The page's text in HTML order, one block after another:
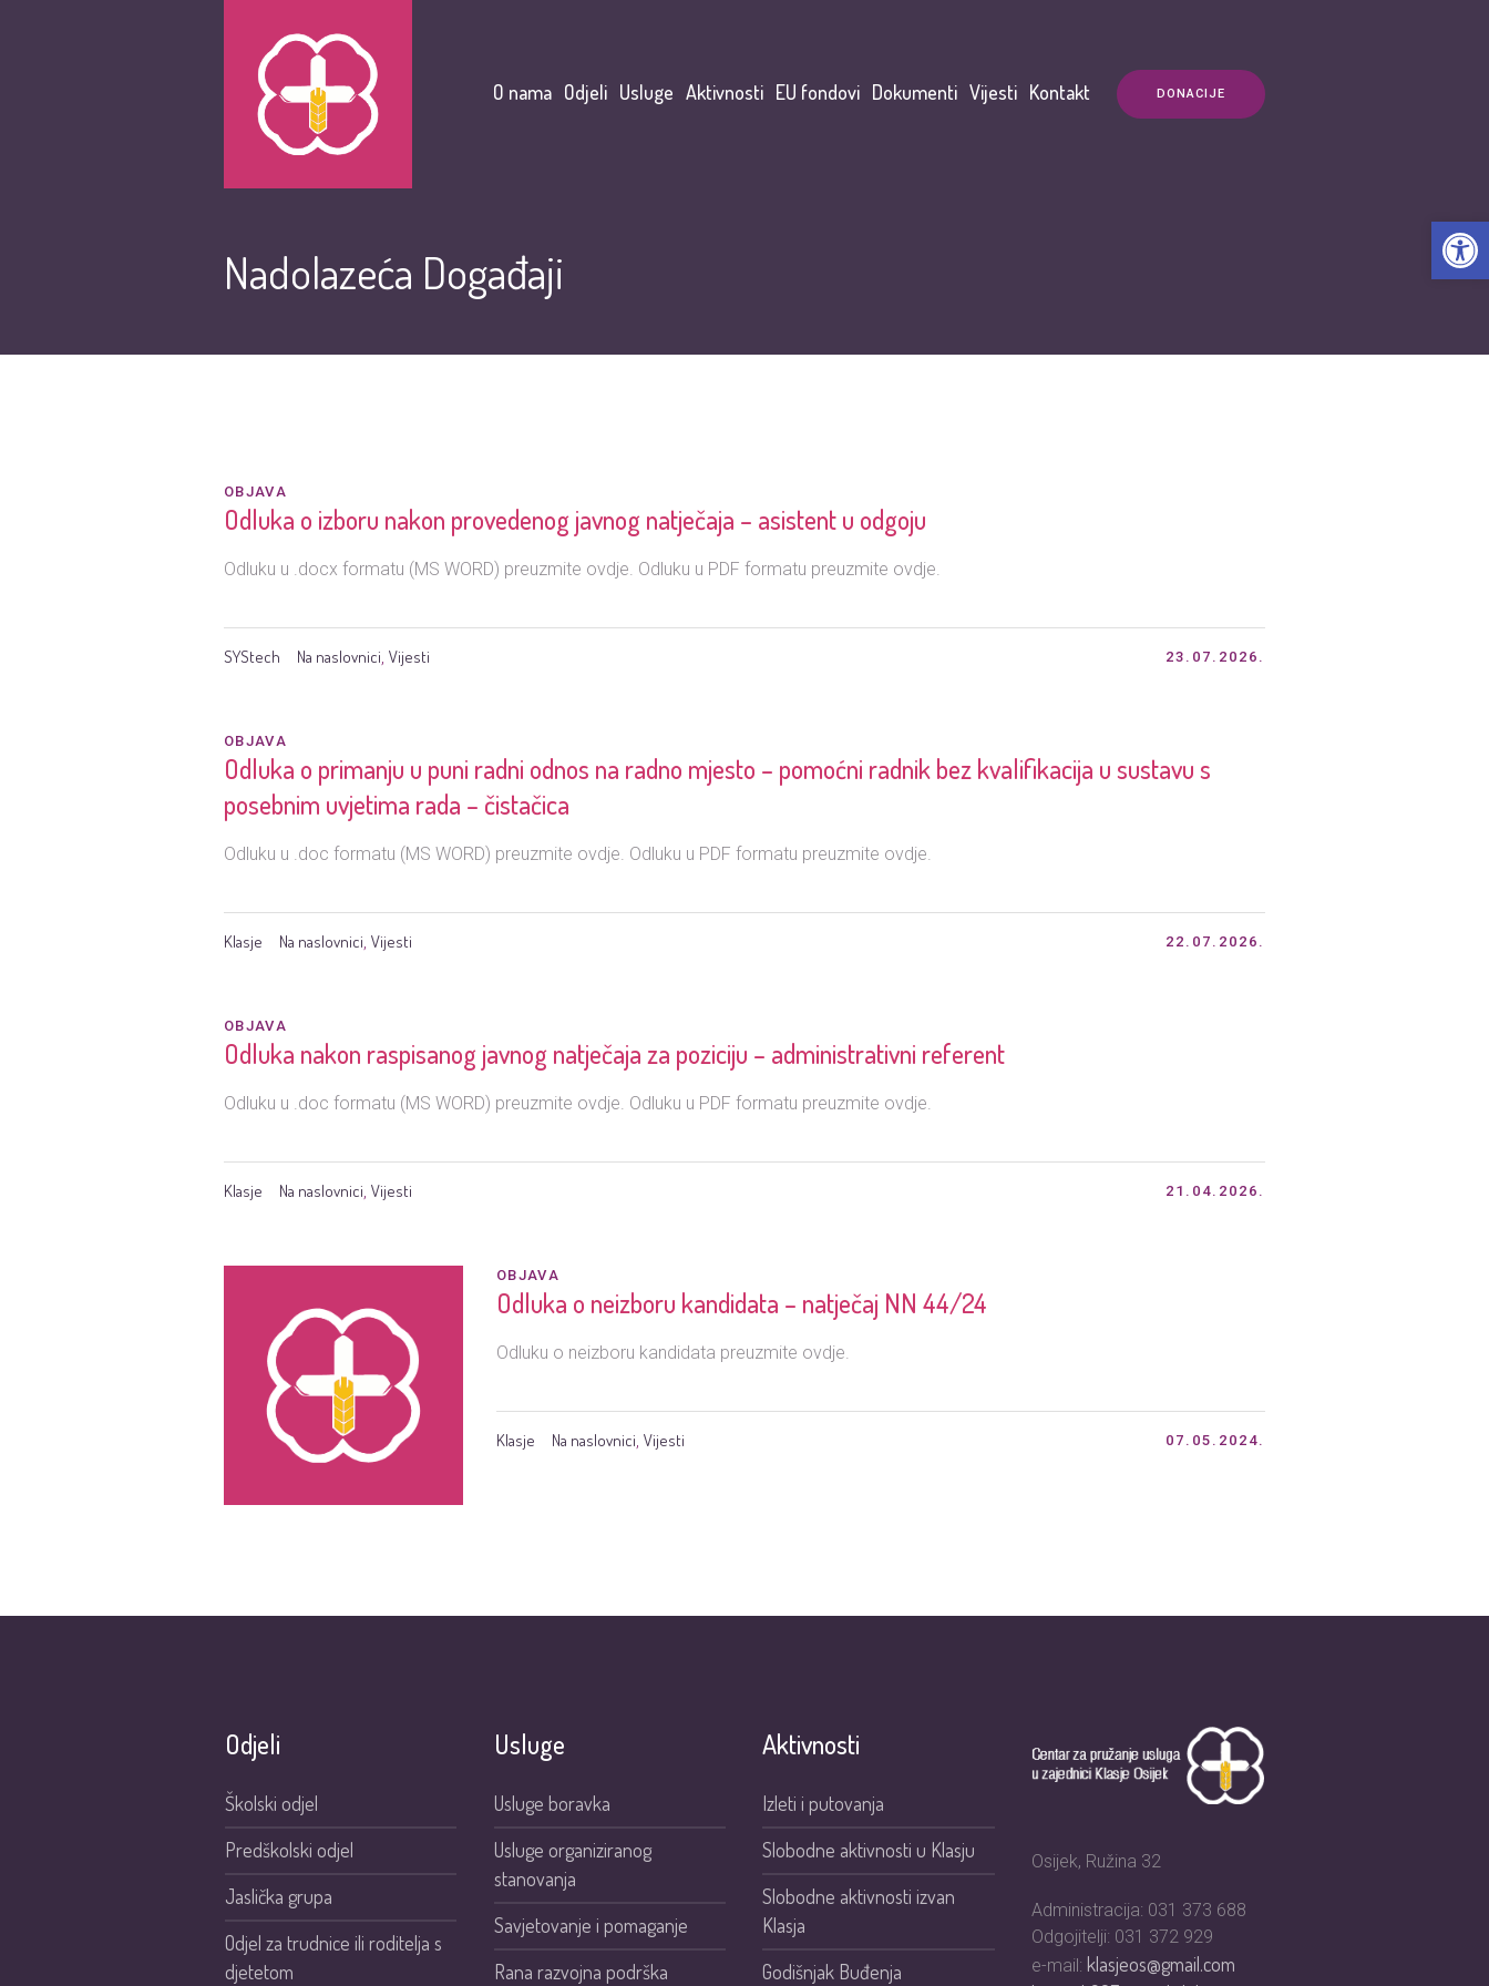
DONACIJE
O nama Odjeli Usluge Aktivnosti EU fondovi Dokumenti Vijesti Kontakt
Nadolazeća Događaji
OBJAVA
Odluka o izboru nakon provedenog javnog natječaja – asistent u odgoju
Odluku u .docx formatu (MS WORD) preuzmite ovdje. Odluku u PDF formatu preuzmite ovdje.
SYStech Na naslovnici, Vijesti 23.07.2026.
OBJAVA
Odluka o primanju u puni radni odnos na radno mjesto – pomoćni radnik bez kvalifikacija u sustavu s
posebnim uvjetima rada – čistačica
Odluku u .doc formatu (MS WORD) preuzmite ovdje. Odluku u PDF formatu preuzmite ovdje.
Klasje Na naslovnici, Vijesti 22.07.2026.
OBJAVA
Odluka nakon raspisanog javnog natječaja za poziciju – administrativni referent
Odluku u .doc formatu (MS WORD) preuzmite ovdje. Odluku u PDF formatu preuzmite ovdje.
Klasje Na naslovnici, Vijesti 21.04.2026.
OBJAVA
Odluka o neizboru kandidata – natječaj NN 44/24
Odluku o neizboru kandidata preuzmite ovdje.
Klasje Na naslovnici,Vijesti 07.05.2024.
Odjeli
Školski odjel
Predškolski odjel
Jaslička grupa
Odjel za trudnice ili roditelja s
djetetom
Usluge
Usluge boravka
Usluge organiziranog
stanovanja
Savjetovanje i pomaganje
Rana razvojna podrška
Aktivnosti
Izleti i putovanja
Slobodne aktivnosti u Klasju
Slobodne aktivnosti izvan
Klasja
Godišnjak Buđenja
Osijek, Ružina 32
Administracija: 031 373 688
Odgojitelji: 031 372 929
e-mail: klasjeos@gmail.com